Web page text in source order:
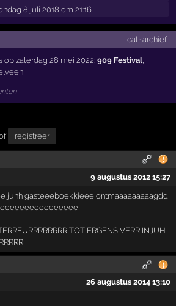
8 juli 2018 om 21:16
ical· archief
op zaterdag 28 mei 2022:909 Festival,
registreer
9 augustus 2012 15:27
juhh gasteeeboekkieee ontmaaaaaaaaagdd
TOT ERGENS VERR INJUH
26 augustus 2014 13:10